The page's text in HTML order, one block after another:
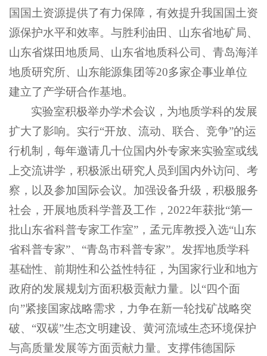
国国土资源提供了有力保障，有效提升我国国土资
源保护水平和效率。与胜利油田、山东省地矿局、
山东省煤田地质局、山东省地质科公司、青岛海洋
地质研究所、山东能源集团等20多家企事业单位
建立了产学研合作基地。
实验室积极举办学术会议，为地质学科的发展
扩大了影响。实行“开放、流动、联合、竞争”的运
行机制，每年邀请几十位国内外专家来实验室或线
上交流讲学，积极派出研究人员到国内外访问、考
察，以及参加国际会议。加强设备升级，积极服务
社会，开展地质科学普及工作，2022年获批“第一
批山东省科普专家工作室”，孟元库教授入选“山东
省科普专家”、“青岛市科普专家”。发挥地质学科
基础性、前期性和公益性特征，为国家行业和地方
政府的发展规划方面积极贡献力量。以“四个面
向”紧接国家战略需求，力争在新一轮找矿战略突
破、“双碳”生态文明建设、黄河流域生态环境保护
与高质量发展等方面贡献力量。支撑伟德国际